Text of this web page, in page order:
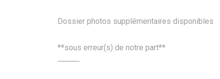
Dossier photos supplémentaires disponibles
**sous erreur(s) de notre part**
⸻